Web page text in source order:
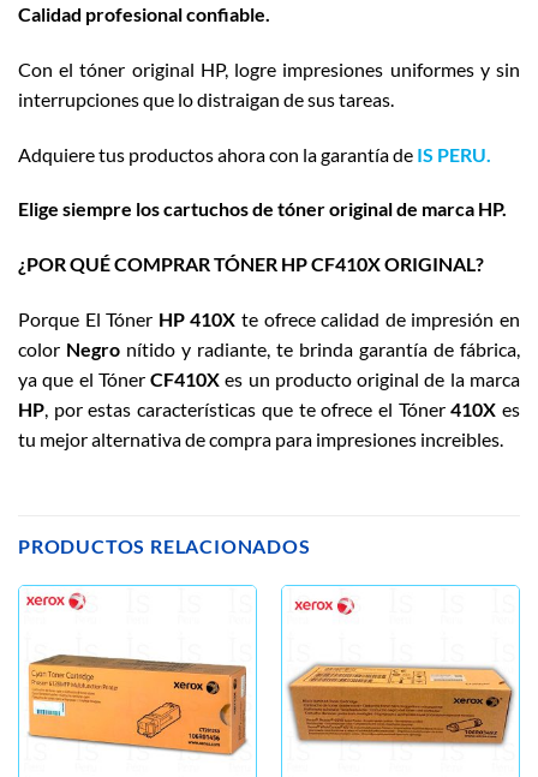
Calidad profesional confiable.
Con el tóner original HP, logre impresiones uniformes y sin
interrupciones que lo distraigan de sus tareas.
Adquiere tus productos ahora con la garantía de IS PERU.
Elige siempre los cartuchos de tóner original de marca HP.
¿POR QUÉ COMPRAR TÓNER HP CF410X ORIGINAL?
Porque El Tóner HP 410X te ofrece calidad de impresión en
color Negro nítido y radiante, te brinda garantía de fábrica,
ya que el TónerCF410X es un producto original de la marca
HP, por estas características que te ofrece el Tóner410X es
tu mejor alternativa de compra para impresiones increibles.
PRODUCTOS RELACIONADOS